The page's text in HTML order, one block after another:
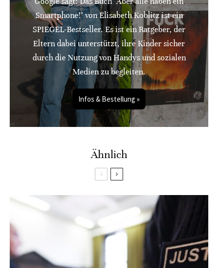
Smartphone!" von Elisabeth Koblitz ist ein
SPIEGEL-Bestseller. Es ist ein Ratgeber, der
Eltern dabei unterstützt, ihre Kinder sicher
durch die Nutzung von Handys und sozialen
Medien zu begleiten.
Infos & Bestellung »
Ähnlich